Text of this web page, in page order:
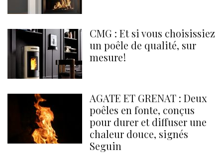
CMG : Et si vous choisissiez
un poêle de qualité, sur
mesure !
AGATE ET GRENAT : Deux
poêles en fonte, conçus
pour durer et diffuser une
chaleur douce, signés
Seguin